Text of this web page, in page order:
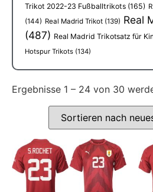
Trikot 2022-23 Fußballtrikots (165)
(144) Real Madrid Trikot (139) Real
(487) Real Madrid Trikotsatz für
Hotspur Trikots (134)
Ergebnisse 1 – 24 von 30